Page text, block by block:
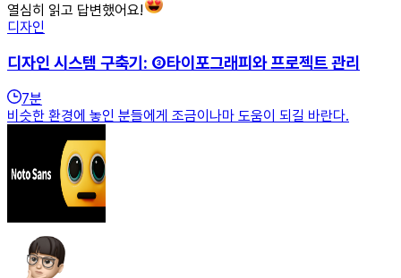
열심히 읽고 답변했어요!
디자인
디자인 시스템 구축기: ③타이포그래피와 프로젝트 관리
7분
비슷한 환경에 놓인 분들에게 조금이나마 도움이 되길 바란다.